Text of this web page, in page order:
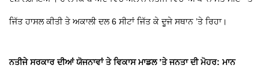
ਜਿੱਤ ਹਾਸਲ ਕੀਤੀ ਤੇ ਅਕਾਲੀ ਦਲ 6 ਸੀਟਾਂ ਜਿੱਤ ਕੇ ਦੂਜੇ ਸਥਾਨ ’ਤੇ ਰਿਹਾ।
ਨਤੀਜੇ ਸਰਕਾਰ ਦੀਆਂ ਯੋਜਨਾਵਾਂ ਤੇ ਵਿਕਾਸ ਮਾਡਲ ’ਤੇ ਜਨਤਾ ਦੀ ਮੋਹਰ: ਮਾਨ